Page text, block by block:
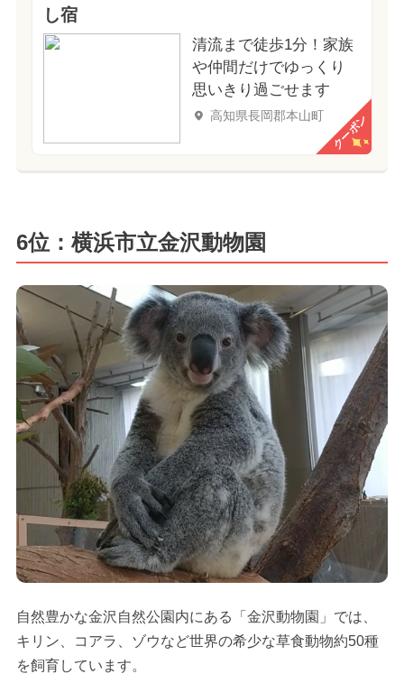
し宿
清流まで徒歩1分！家族
や仲間だけでゆっくり
思いきり過ごせます
高知県長岡郡本山町 クーポン
6位：横浜市立金沢動物園
自然豊かな金沢自然公園内にある「金沢動物園」では、
キリン、コアラ、ゾウなど世界の希少な草食動物約50種
を飼育しています。